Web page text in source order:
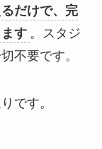
だけで、完
す 。スタジ
不要です。
です。